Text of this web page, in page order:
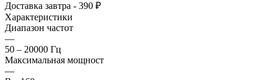
Доставка завтра - 390 ₽
Характеристики
Диапазон частот
—
50 – 20000 Гц
Максимальная мощност
—